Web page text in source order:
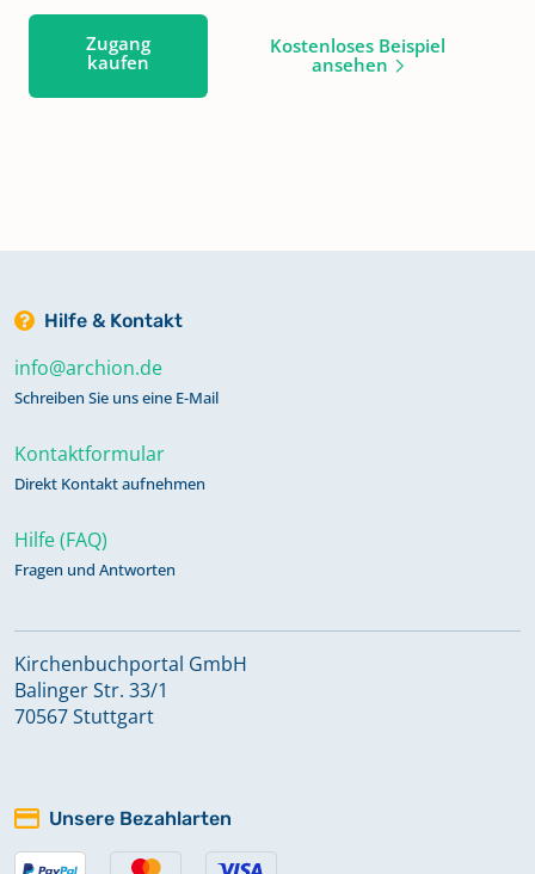
Zugang
kaufen
Kostenloses Beispiel
ansehen
Hilfe & Kontakt
info@archion.de
Schreiben Sie uns eine E-Mail
Kontaktformular
Direkt Kontakt aufnehmen
Hilfe (FAQ)
Fragen und Antworten
Kirchenbuchportal GmbH
Balinger Str. 33/1
70567 Stuttgart
Unsere Bezahlarten